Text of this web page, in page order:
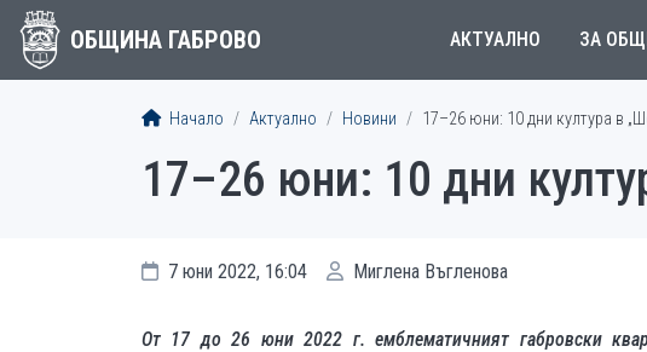
ОБЩИНА ГАБРОВО АКТУАЛНО ЗА
Начало Актуално Новини 17–26 юни: 10 дни култура в
17–26 юни: 10 дни
7 юни 2022, 16:04 Миглена Въгленова
От 17 до 26 юни 2022 г. емблематичният габровски